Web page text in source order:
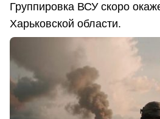
Группировка ВСУ скоро
Харьковской области.